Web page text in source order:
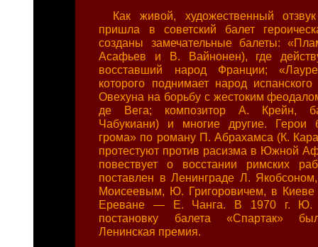
Как живой, художественный
пришла в советский балет
созданы замечательные балеты:
Асафьев и В. Вайнонен), где
восставший народ Франции;
которого поднимает народ
Овехуна на борьбу с жестоким
де Вега; композитор А. Крейн,
Чабукиани) и многие другие. Герои
грома» по роману П. Абрахамса (К.
протестуют против расизма в Южной
повествует о восстании римских
поставлен в Ленинграде Л.
Моисеевым, Ю. Григоровичем, в
Ереване — Е. Чанга. В 1970 г. Ю.
постановку балета «Спартак»
Ленинская премия.